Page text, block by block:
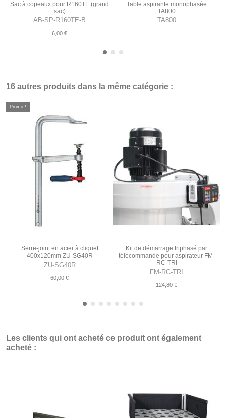
Sac à copeaux pour R160TE (grand
sac)
AB-SP-R160TE-B
6,00 €
Table aspirante monophasée
TA800
TA800
16 autres produits dans la même catégorie :
Promo !
Serre-joint en acier à cliquet
400x120mm ZU-SG40R
ZU-SG40R
60,00 €
Kit de démarrage triphasé par
télécommande pour aspirateur FM-
RC-TRI
FM-RC-TRI
124,80 €
Les clients qui ont acheté ce produit ont également
acheté :